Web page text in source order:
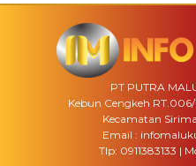
PT PUTRA
Kebun Cengkeh
Kecamatan
Email :
Tlp: 0911383133 |